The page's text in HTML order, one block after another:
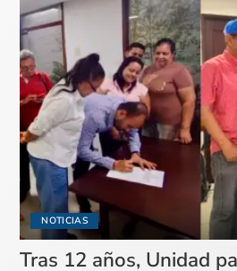
NOTICIAS
Tras 12 años, Unidad